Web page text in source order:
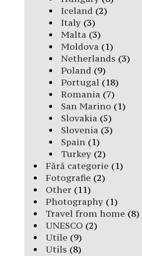
Iceland (2)
Italy(3)
Malta (3)
Moldova (1)
Netherlands (3)
Poland (9)
Portugal(18)
Romania (7)
San Marino (1)
Slovakia (5)
Slovenia (3)
Spain(1)
Turkey(2)
Fără categorie (1)
Fotografie (2)
Other (11)
Photography (1)
Travel from home (8)
UNESCO (2)
Utile (9)
Utils (8)